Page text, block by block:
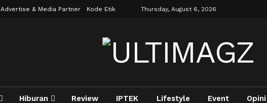
Advertise & Media Partner Kode Etik Thursday, August 6, 2026
Hiburan Review IPTEK Lifestyle Event Opini